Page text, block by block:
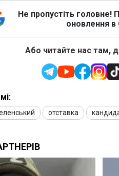
Не пропустіть головне!
оновлення в
Або читайте нас там,
отставка